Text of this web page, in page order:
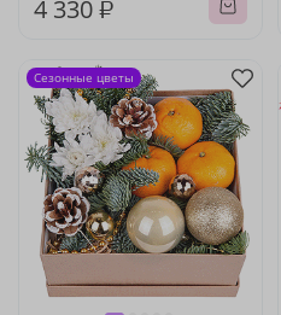
4 330 ₽
Сезонные цветы